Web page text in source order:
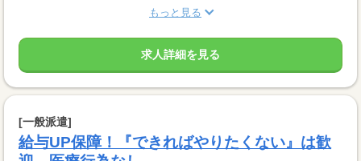
もっと見る
求人詳細を見る
[一般派遣]
給与UP保障！『できればやりたくない』は歓